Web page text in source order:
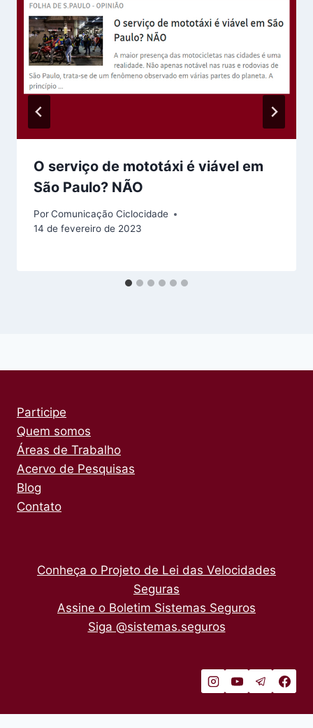
O serviço de mototáxi é viável em
São Paulo? NÃO
PorComunicação Ciclocidade
14 de fevereiro de 2023
Participe
Quem somos
Áreas de Trabalho
Acervo de Pesquisas
Blog
Contato
Conheça o Projeto de Lei das Velocidades
Seguras
Assine o Boletim Sistemas Seguros
Siga @sistemas.seguros